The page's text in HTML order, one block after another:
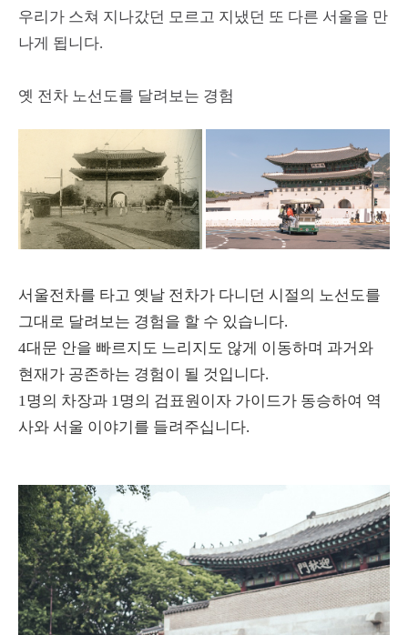
우리가 스쳐 지나갔던 모르고 지냈던 또 다른 서울을 만
나게 됩니다.
옛 전차 노선도를 달려보는 경험
서울전차를 타고 옛날 전차가 다니던 시절의 노선도를
그대로 달려보는 경험을 할 수 있습니다.
4대문 안을 빠르지도 느리지도 않게 이동하며 과거와
현재가 공존하는 경험이 될 것입니다.
1명의 차장과 1명의 검표원이자 가이드가 동승하여 역
사와 서울 이야기를 들려주십니다.